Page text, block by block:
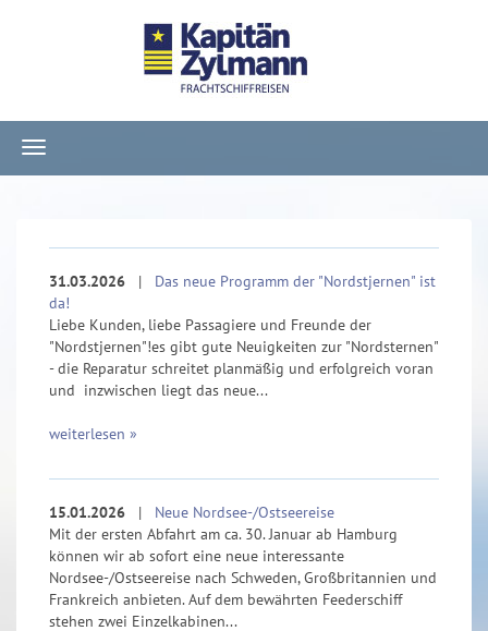
Navigation
ein-/ausblenden
31.03.2026 | Das neue Programm der "Nordstjernen" ist
da!
Liebe Kunden, liebe Passagiere und Freunde der
"Nordstjernen"!es gibt gute Neuigkeiten zur "Nordsternen"
- die Reparatur schreitet planmäßig und erfolgreich voran
und inzwischen liegt das neue...
weiterlesen »
15.01.2026 | Neue Nordsee-/Ostseereise
Mit der ersten Abfahrt am ca. 30. Januar ab Hamburg
können wir ab sofort eine neue interessante
Nordsee-/Ostseereise nach Schweden, Großbritannien und
Frankreich anbieten. Auf dem bewährten Feederschiff
stehen zwei Einzelkabinen...